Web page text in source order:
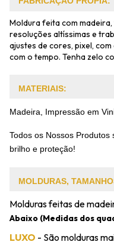
Moldura feita com
resoluções altíssimas e
ajustes de cores, pixel,
com o tempo. Tenha zelo
MATERIAIS:
Madeira, Impressão em
Todos os Nossos Produtos
brilho e proteção!
MOLDURAS,
Molduras feitas de
Abaixo (Medidas dos
LUXO - São molduras